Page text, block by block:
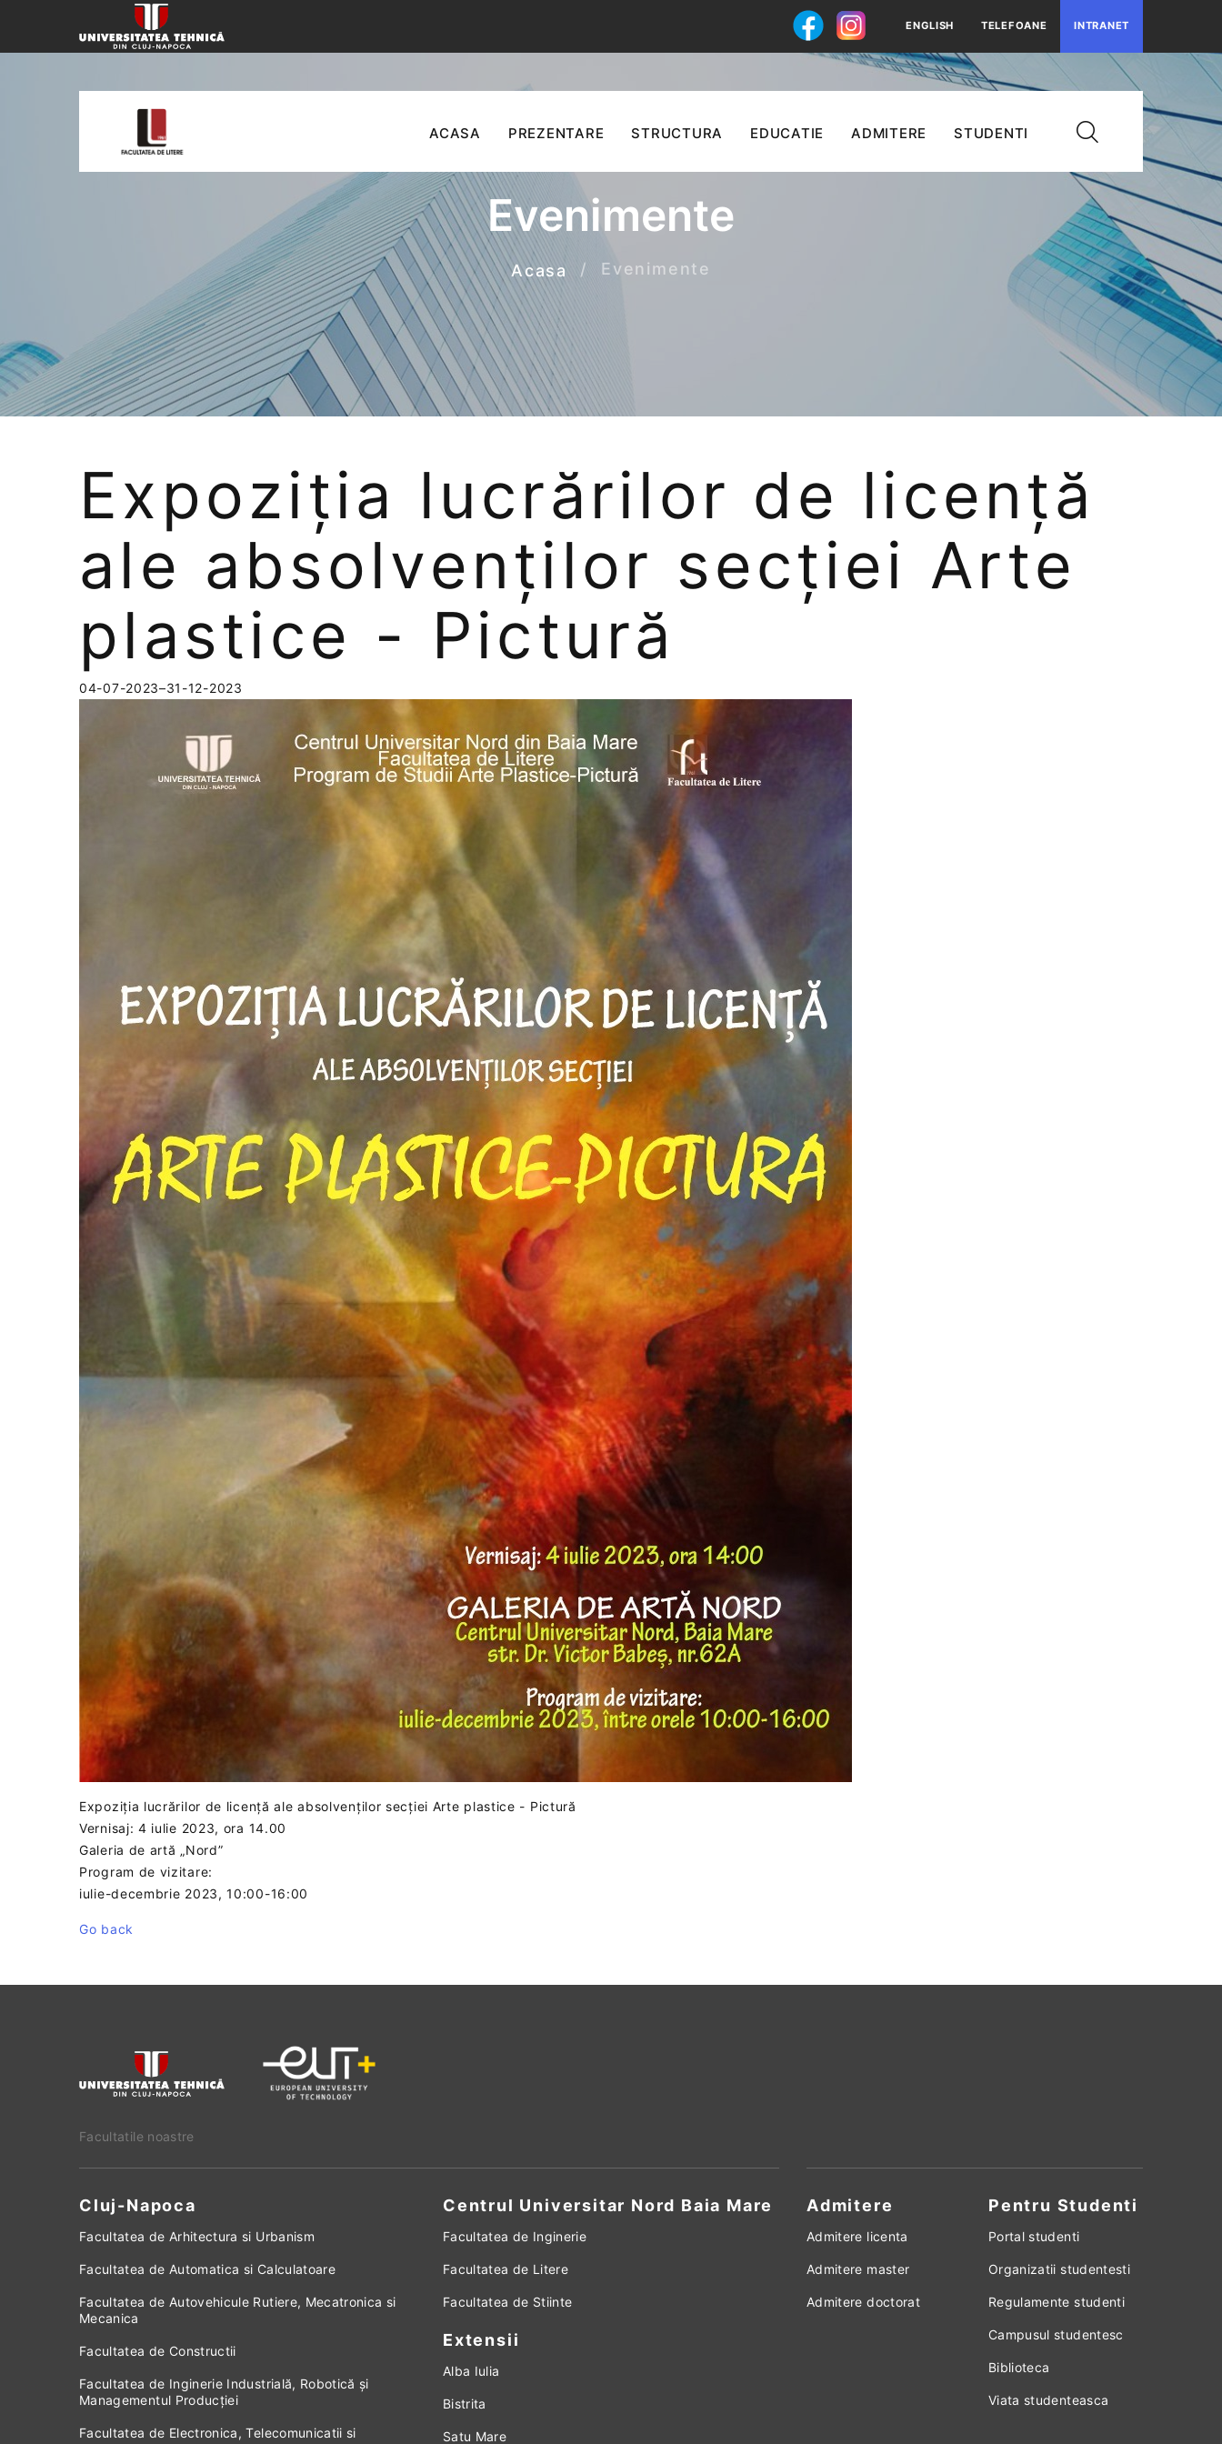
ENGLISH TELEFOANE INTRANET
ACASA PREZENTARE STRUCTURA EDUCATIE ADMITERE STUDENTI
Evenimente
Acasa Evenimente
Expoziția lucrărilor de licență
ale absolvenților secției Arte
plastice - Pictură
04-07-2023–31-12-2023
Expoziția lucrărilor de licență ale absolvenților secției Arte plastice - Pictură
Vernisaj: 4 iulie 2023, ora 14.00
Galeria de artă „Nord”
Program de vizitare:
iulie-decembrie 2023, 10:00-16:00
Go back
Facultatile noastre
Cluj-Napoca Centrul Universitar Nord Baia Mare
Facultatea de Arhitectura si Urbanism
Facultatea de Automatica si Calculatoare
Facultatea de Autovehicule Rutiere, Mecatronica si
Mecanica
Facultatea de Constructii
Facultatea de Inginerie Industrială, Robotică și
Managementul Producției
Facultatea de Electronica, Telecomunicatii si
Facultatea de Inginerie
Facultatea de Litere
Facultatea de Stiinte
Extensii
Alba Iulia
Bistrita
Satu Mare
Admitere
Admitere licenta
Admitere master
Admitere doctorat
Pentru Studenti
Portal studenti
Organizatii studentesti
Regulamente studenti
Campusul studentesc
Biblioteca
Viata studenteasca